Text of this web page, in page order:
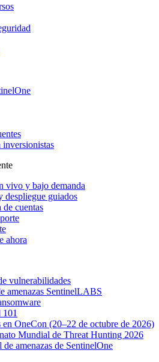
inversionistas
vivo y bajo demanda
despliegue guiados
de cuentas
ahora
vulnerabilidades
amenazas SentinelLABS
en OneCon (20–22 de octubre de 2026)
Mundial de Threat Hunting 2026
amenazas de SentinelOne